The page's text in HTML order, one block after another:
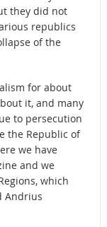
they did not
republics
of the
for about
it, and many
to persecution
the Republic of
we have
and we
which
Andrius